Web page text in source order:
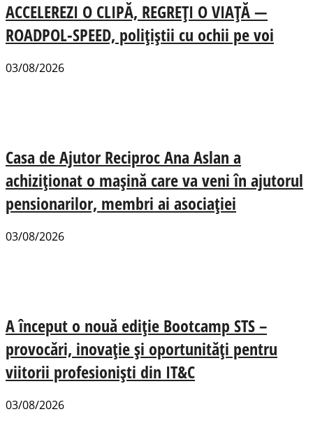
ACCELEREZI O CLIPĂ, REGREȚI O VIAȚĂ —
ROADPOL-SPEED, polițiștii cu ochii pe voi
03/08/2026
Casa de Ajutor Reciproc Ana Aslan a
achiziționat o mașină care va veni în ajutorul
pensionarilor, membri ai asociației
03/08/2026
A început o nouă ediție Bootcamp STS –
provocări, inovație și oportunități pentru
viitorii profesioniști din IT&C
03/08/2026